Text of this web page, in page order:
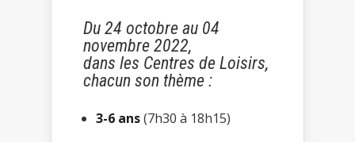
Du 24 octobre au 04
novembre 2022,
dans les Centres de Loisirs,
chacun son thème :
3-6 ans(7h30 à 18h15)